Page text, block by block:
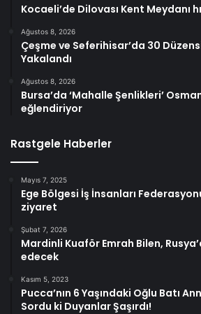
Kocaeli’de Dilovası Kent Meydanı
Ağustos 8, 2026
Çeşme ve Seferihisar’da 30
Yakalandı
Ağustos 8, 2026
Bursa’da ‘Mahalle Şenlikleri’
eğlendiriyor
Rastgele Haberler
Mayıs 7, 2025
Ege Bölgesi İş İnsanları
ziyaret
Şubat 7, 2026
Mardinli Kuaför Emrah Bilen,
edecek
Kasım 5, 2023
Pucca’nın 6 Yaşındaki Oğlu Batı
Sordu ki Duyanlar Şaşırdı!